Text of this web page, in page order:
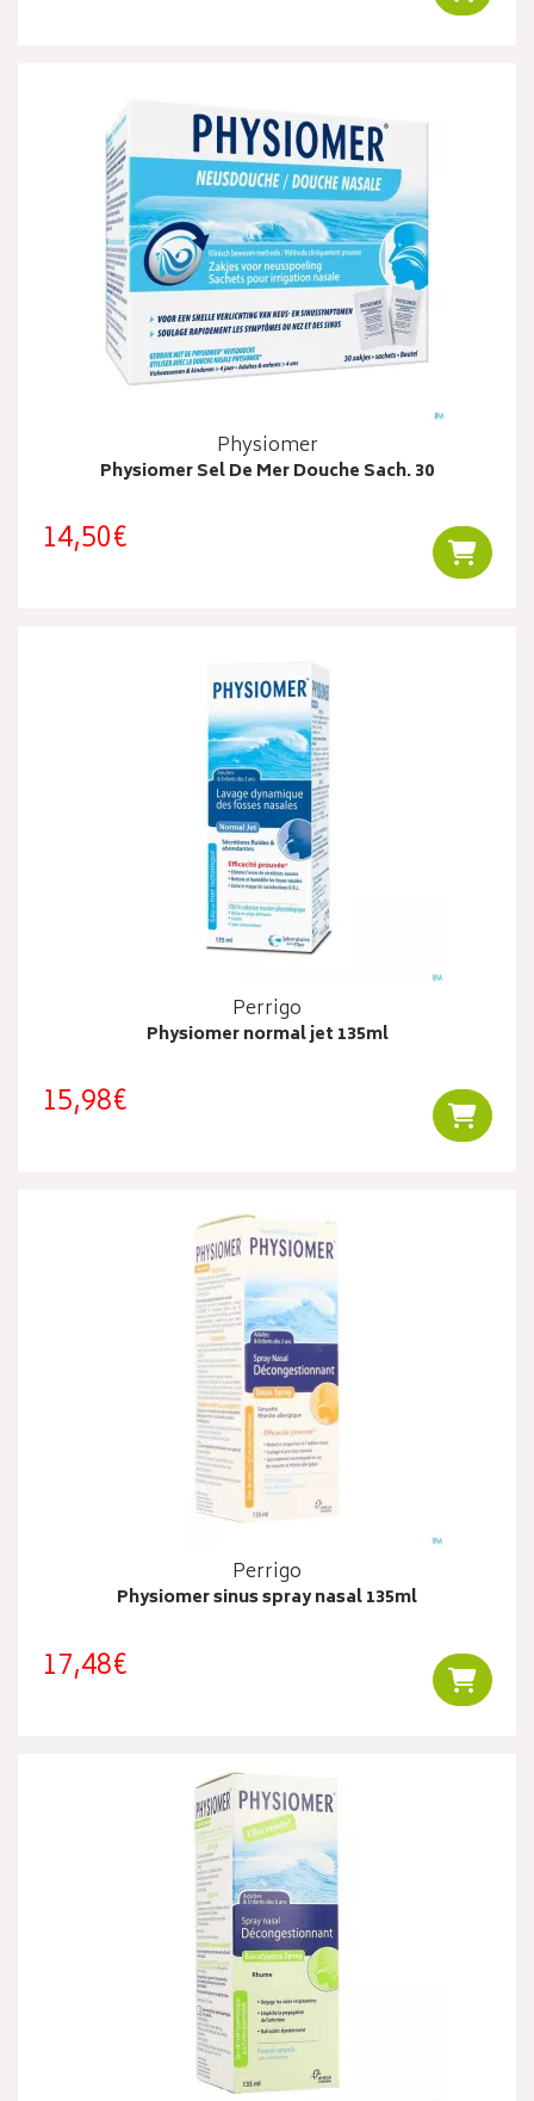
Physiomer
Physiomer Sel De Mer Douche Sach. 30
14,50€
Perrigo
Physiomer normal jet 135ml
15,98€
Perrigo
Physiomer sinus spray nasal 135ml
17,48€